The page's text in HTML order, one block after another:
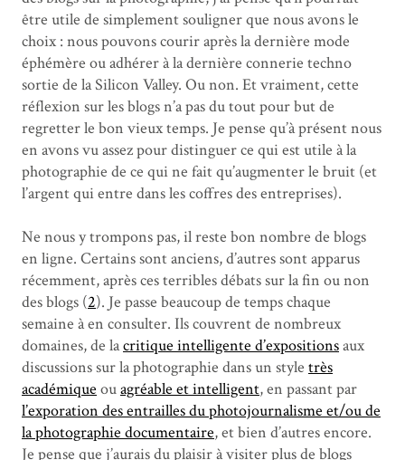
être utile de simplement souligner que nous avons le
choix : nous pouvons courir après la dernière mode
éphémère ou adhérer à la dernière connerie techno
sortie de la Silicon Valley. Ou non. Et vraiment, cette
réflexion sur les blogs n’a pas du tout pour but de
regretter le bon vieux temps. Je pense qu’à présent nous
en avons vu assez pour distinguer ce qui est utile à la
photographie de ce qui ne fait qu’augmenter le bruit (et
l’argent qui entre dans les coffres des entreprises).
Ne nous y trompons pas, il reste bon nombre de blogs
en ligne. Certains sont anciens, d’autres sont apparus
récemment, après ces terribles débats sur la fin ou non
des blogs (2). Je passe beaucoup de temps chaque
semaine à en consulter. Ils couvrent de nombreux
domaines, de lacritique intelligente d’expositionsaux
discussions sur la photographie dans un style très
académique ouagréable et intelligent, en passant par
l’exporation des entrailles du photojournalisme et/ou de
la photographie documentaire, et bien d’autres encore.
Je pense que j’aurais du plaisir à visiter plus de blogs